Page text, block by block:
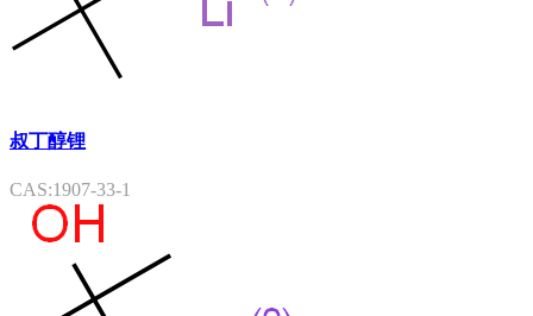
叔丁醇锂
CAS:1907-33-1